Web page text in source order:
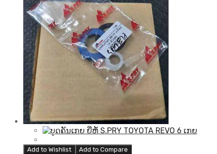
Add to Wishlist Add to Compare